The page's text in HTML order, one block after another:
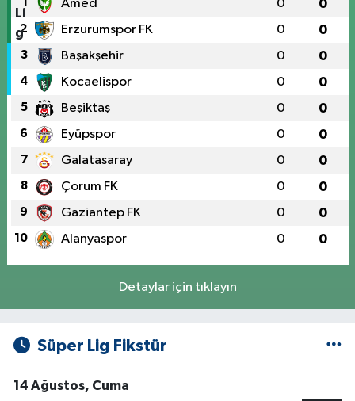
1 Amed 0 0
2 Erzurumspor FK 0 0
3 Başakşehir 0 0
4 Kocaelispor 0 0
5 Beşiktaş 0 0
6 Eyüpspor 0 0
7 Galatasaray 0 0
8 Çorum FK 0 0
9 Gaziantep FK 0 0
10 Alanyaspor 0 0
Detaylar için tıklayın
Süper Lig Fikstür
14 Ağustos, Cuma